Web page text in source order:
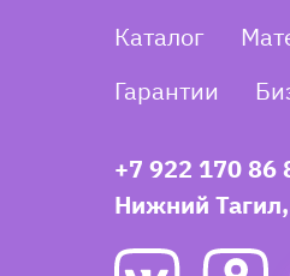
Каталог
Гарантии
+7 922 170 86
Нижний